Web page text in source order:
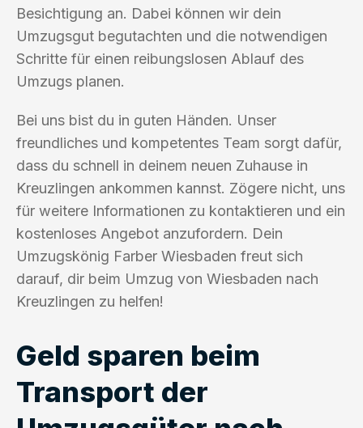
Besichtigung an. Dabei können wir dein
Umzugsgut begutachten und die notwendigen
Schritte für einen reibungslosen Ablauf des
Umzugs planen.
Bei uns bist du in guten Händen. Unser
freundliches und kompetentes Team sorgt dafür,
dass du schnell in deinem neuen Zuhause in
Kreuzlingen ankommen kannst. Zögere nicht, uns
für weitere Informationen zu kontaktieren und ein
kostenloses Angebot anzufordern. Dein
Umzugskönig Farber Wiesbaden freut sich
darauf, dir beim Umzug von Wiesbaden nach
Kreuzlingen zu helfen!
Geld sparen beim
Transport der